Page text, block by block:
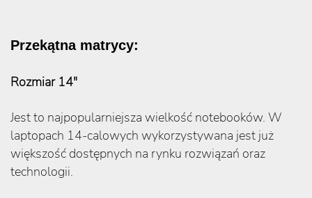
Przekątna matrycy:
Rozmiar 14"
Jest to najpopularniejsza wielkość notebooków. W
laptopach 14-calowych wykorzystywana jest już
większość dostępnych na rynku rozwiązań oraz
technologii.